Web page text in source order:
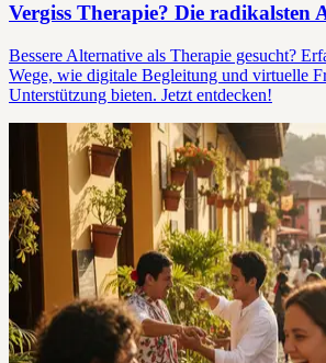
Vergiss Therapie? Die radikalsten
Bessere Alternative als Therapie gesucht?
Wege, wie digitale Begleitung und virtuelle
Unterstützung bieten. Jetzt entdecken!